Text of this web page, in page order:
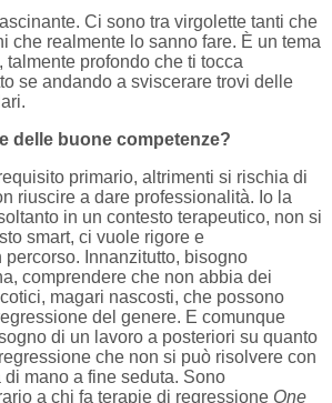
Ci sono tra virgolette tanti che
che realmente lo sanno fare. È un tema
talmente profondo che ti tocca
se andando a sviscerare trovi delle
delle buone competenze?
primario, altrimenti si rischia di
riuscire a dare professionalità. Io la
in un contesto terapeutico, non si
smart, ci vuole rigore e
percorso. Innanzitutto, bisogno
comprendere che non abbia dei
magari nascosti, che possono
del genere. E comunque
di un lavoro a posteriori su quanto
che non si può risolvere con
mano a fine seduta. Sono
a chi fa terapie di regressione One